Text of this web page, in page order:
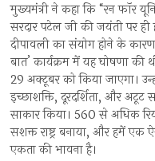
मुख्यमंत्री ने कहा कि “रन फॉर
सरदार पटेल जी की जयंती पर
दीपावली का संयोग होने के कारण
बात’ कार्यक्रम में यह घोषणा
29 अक्टूबर को किया जाएगा।
इच्छाशक्ति, दूरदर्शिता, और
साकार किया। 560 से अधिक
सशक्त राष्ट्र बनाया, और हमें एक
एकता की भावना है।